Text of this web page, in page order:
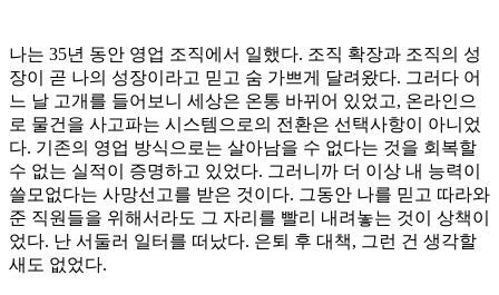
나는 35년 동안 영업 조직에서 일했다. 조직 확장과 조직의 성
장이 곧 나의 성장이라고 믿고 숨 가쁘게 달려왔다. 그러다 어
느 날 고개를 들어보니 세상은 온통 바뀌어 있었고, 온라인으
로 물건을 사고파는 시스템으로의 전환은 선택사항이 아니었
다. 기존의 영업 방식으로는 살아남을 수 없다는 것을 회복할
수 없는 실적이 증명하고 있었다. 그러니까 더 이상 내 능력이
쓸모없다는 사망선고를 받은 것이다. 그동안 나를 믿고 따라와
준 직원들을 위해서라도 그 자리를 빨리 내려놓는 것이 상책이
었다. 난 서둘러 일터를 떠났다. 은퇴 후 대책, 그런 건 생각할
새도 없었다.